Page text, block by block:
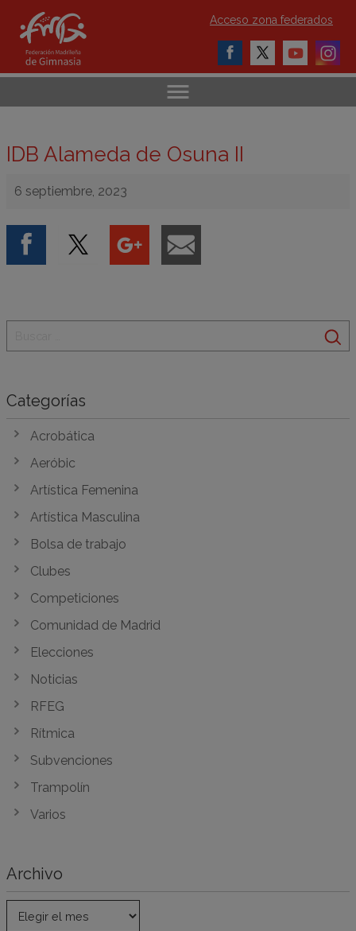
Acceso zona federados
IDB Alameda de Osuna II
6 septiembre, 2023
Categorías
Acrobática
Aeróbic
Artística Femenina
Artística Masculina
Bolsa de trabajo
Clubes
Competiciones
Comunidad de Madrid
Elecciones
Noticias
RFEG
Rítmica
Subvenciones
Trampolín
Varios
Archivo